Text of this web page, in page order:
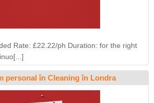
Rate: £22.22/ph Duration: for the right
personal în Cleaning în Londra